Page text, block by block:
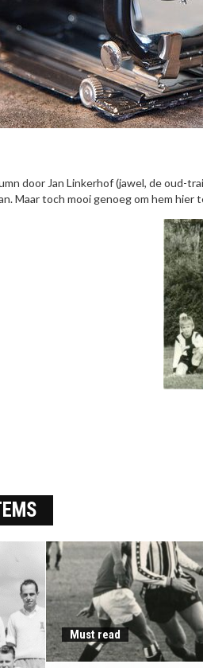
door Jan Linkerhof (jawel, de oud-
Maar toch mooi genoeg om hem hier
Must read